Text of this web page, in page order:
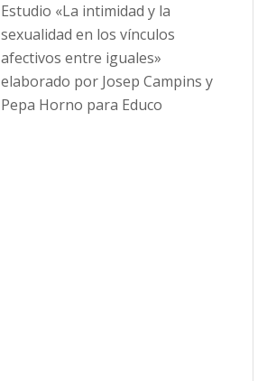
Estudio «La intimidad y la
sexualidad en los vínculos
afectivos entre iguales»
elaborado por Josep Campins y
Pepa Horno para Educo